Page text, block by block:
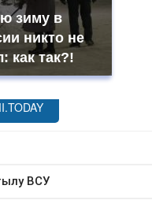
зиму в
никто не
как так?!